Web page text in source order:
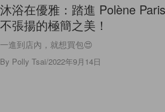
沐浴在優雅：踏進 Polène
不張揚的極簡之美！
一進到店內，就想買包😍
By Polly Tsai/2022年9月14日